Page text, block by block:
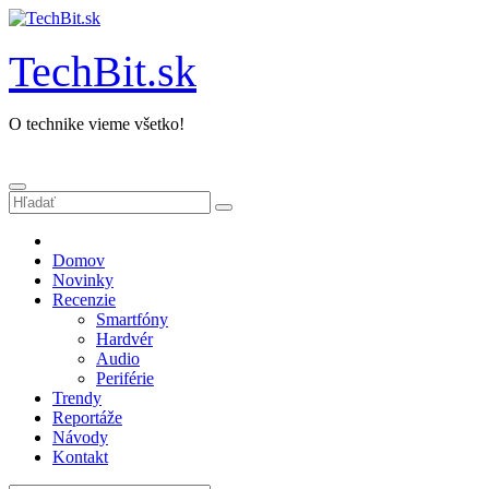
Prejsť
obsah
TechBit.sk
O technike vieme všetko!
Domov
Novinky
Recenzie
Smartfóny
Hardvér
Audio
Periférie
Trendy
Reportáže
Návody
Kontakt